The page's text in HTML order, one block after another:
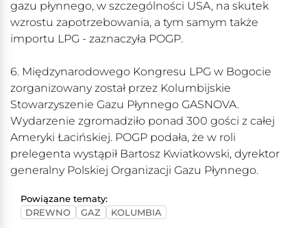
gazu płynnego, w szczególności USA, na skutek
wzrostu zapotrzebowania, a tym samym także
importu LPG - zaznaczyła POGP.
6. Międzynarodowego Kongresu LPG w Bogocie
zorganizowany został przez Kolumbijskie
Stowarzyszenie Gazu Płynnego GASNOVA.
Wydarzenie zgromadziło ponad 300 gości z całej
Ameryki Łacińskiej. POGP podała, że w roli
prelegenta wystąpił Bartosz Kwiatkowski, dyrektor
generalny Polskiej Organizacji Gazu Płynnego.
Powiązane tematy:
DREWNO
GAZ KOLUMBIA